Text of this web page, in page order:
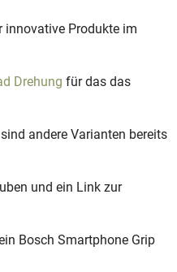
innovative Produkte im
Drehung für das das
andere Varianten bereits
und ein Link zur
Bosch Smartphone Grip